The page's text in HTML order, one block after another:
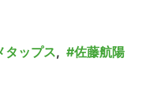
タップス, 佐藤航陽